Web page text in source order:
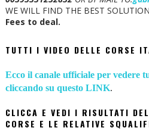
WE WILL FIND THE BEST
Fees to deal.
TUTTI I VIDEO DELLE CORSE
Ecco il canale ufficiale per vedere
cliccando su questo LINK.
CLICCA E VEDI I RISULTATI
CORSE E LE RELATIVE